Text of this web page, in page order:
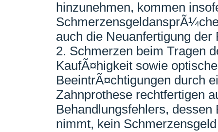
hinzunehmen, kommen
auch die Neuanfertigung der
2. Schmerzen beim Tragen
KaufÃ¤higkeit sowie
BeeintrÃ¤chtigungen durch
Zahnprothese rechtfertigen
Behandlungsfehlers,
nimmt, kein